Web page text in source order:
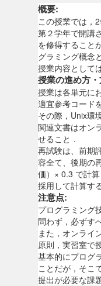
概要:
この授業では，
第２学年で開講
を修得すること
グラミング概念
授業内容として
授業の進め方
授業は各単元に
適宜参考コード
その際，Unix環
関連文書はオン
せること．
再試験は、前期
容全て、後期の
価）× 0.3 で計
採用して計算す
注意点:
プログラミング
問わず，必ずす
また，オンライ
原則，実習室で
基本的にプログ
ことだが，そこ
提出が必要な課